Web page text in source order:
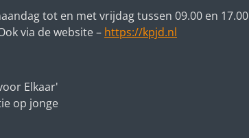
tot en met vrijdag tussen 09.00 en 17.00
via de website– https://kpjd.nl
Elkaar'
op jonge